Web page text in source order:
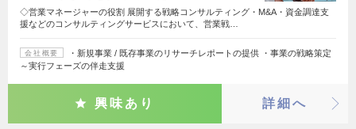
◇営業マネージャーの役割 展開する戦略コンサルティング・M&A・資金調達支
援などのコンサルティングサービスにおいて、営業戦…
会社概要
・新規事業 / 既存事業のリサーチレポートの提供 ・事業の戦略策定
～実⾏フェーズの伴⾛支援
興味あり 詳細へ